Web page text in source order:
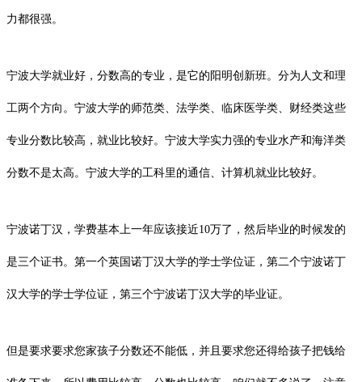
力都很强。
宁波大学就业好，分数高的专业，是它的阳明创新班。分为人文和理
工两个方向。宁波大学的师范类、法学类、临床医学类、财经类这些
专业分数比较高，就业比较好。宁波大学实力强的专业水产和海洋类
分数不是太高。宁波大学的工科里的通信、计算机就业比较好。
宁波诺丁汉，学费基本上一年应该接近10万了，然后毕业的时候发的
是三个证书。第一个英国诺丁汉大学的学士学位证，第二个宁波诺丁
汉大学的学士学位证，第三个宁波诺丁汉大学的毕业证。
但是要求要求您家孩子分数还不能低，并且要求您还得给孩子把钱给